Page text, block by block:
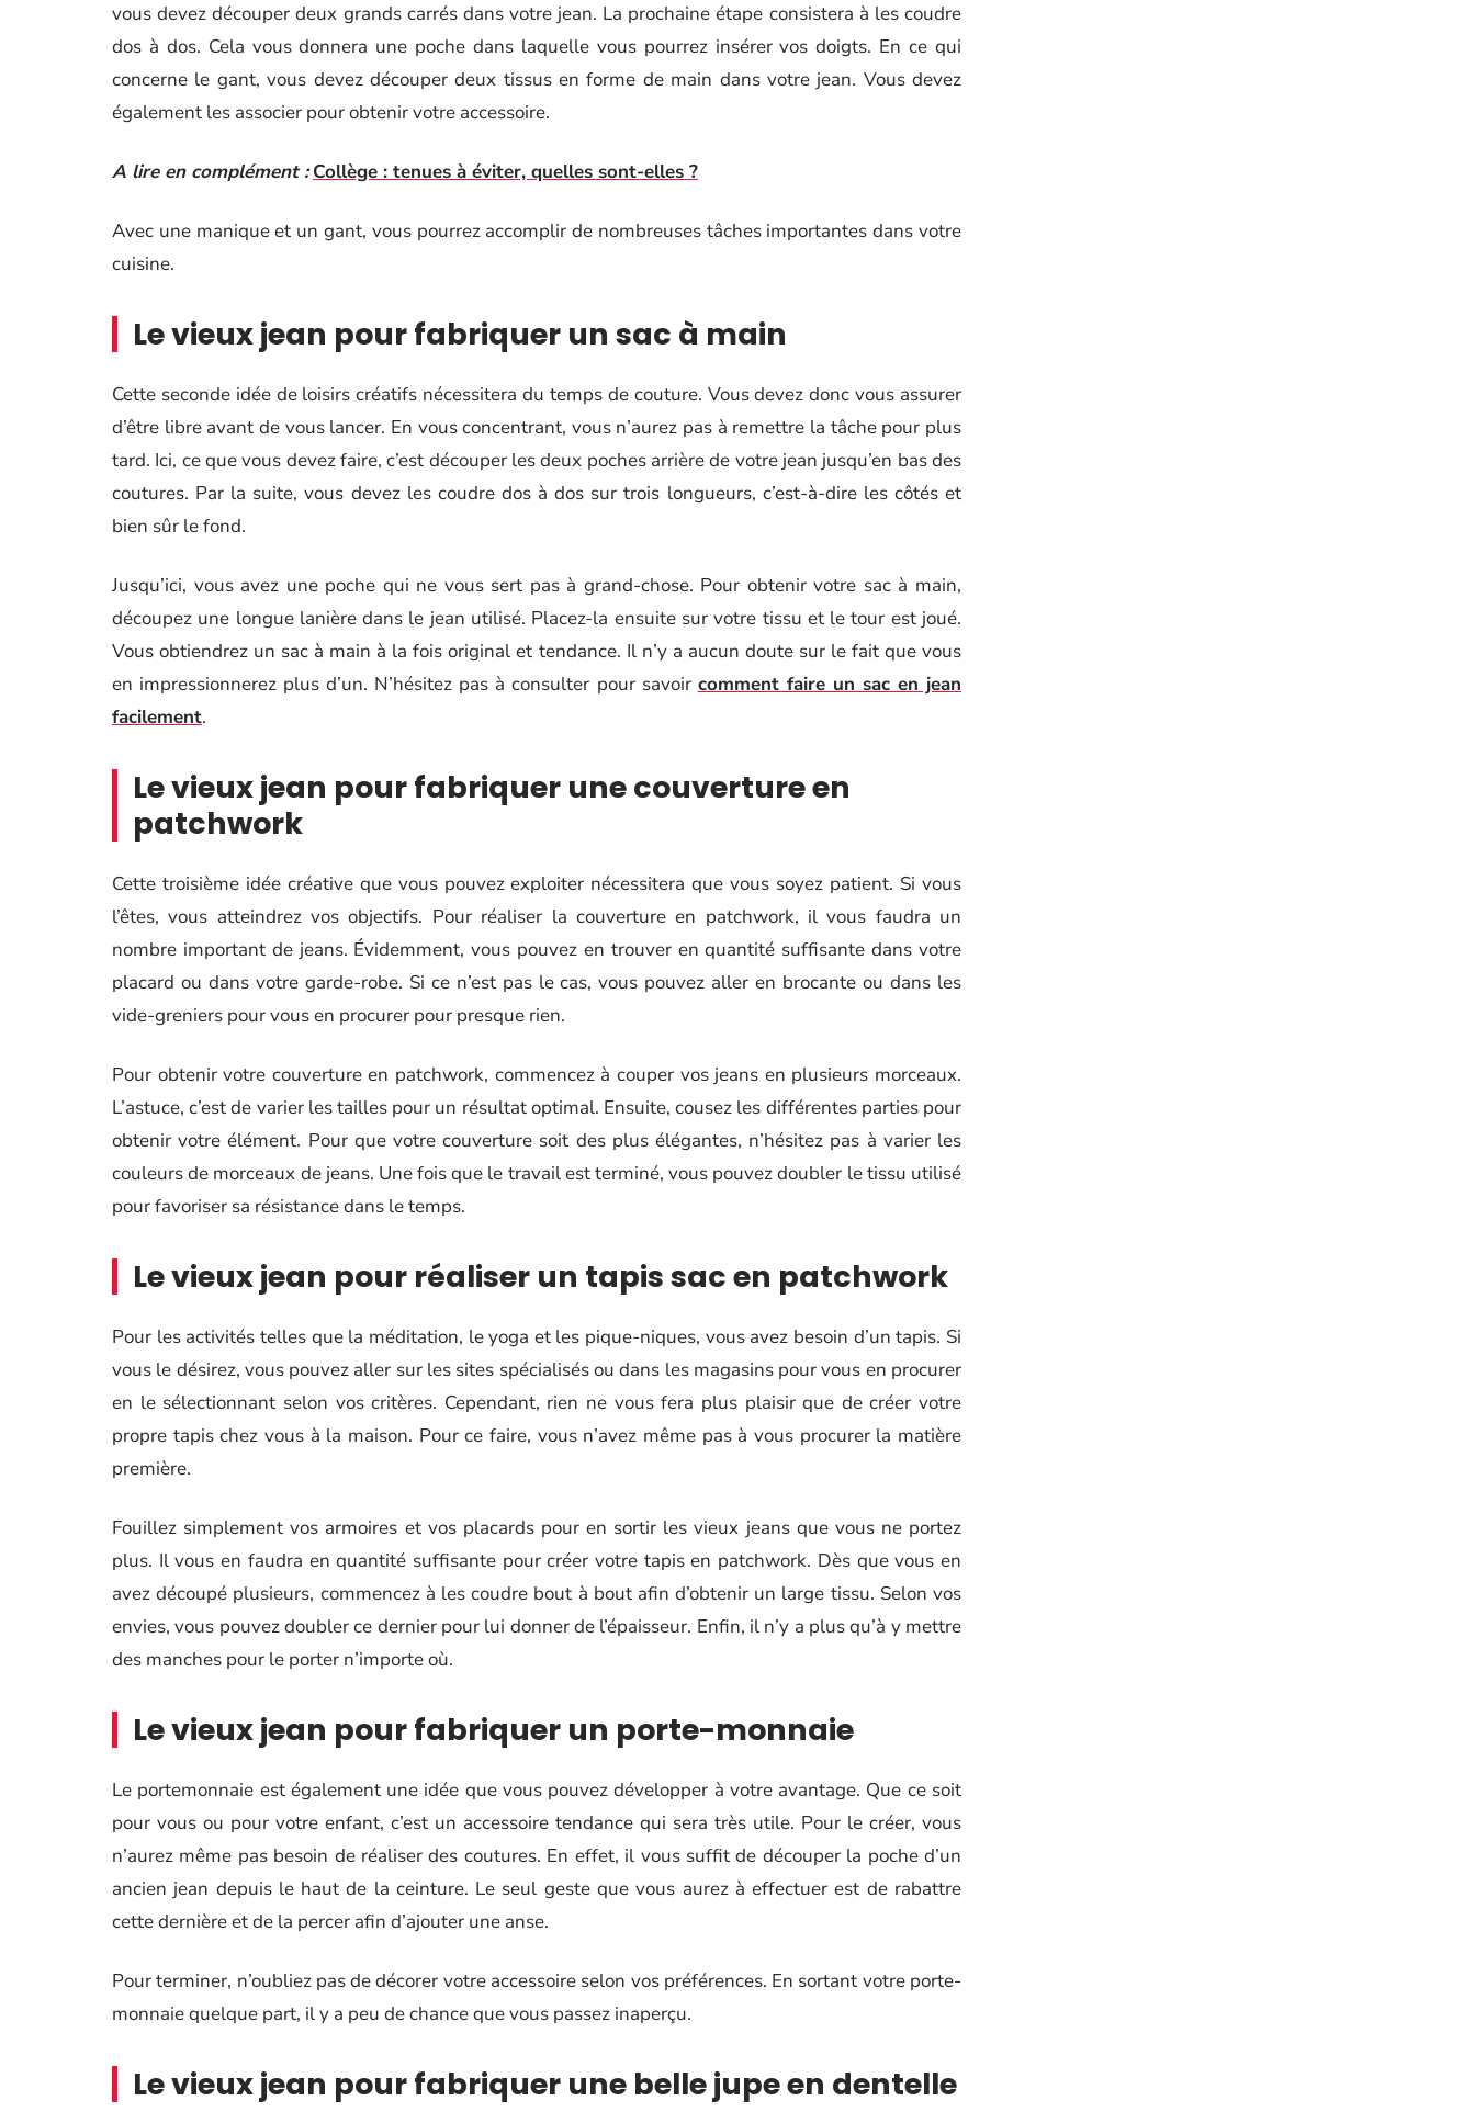
vous devez découper deux grands carrés dans votre jean. La prochaine étape consistera à les coudre
dos à dos. Cela vous donnera une poche dans laquelle vous pourrez insérer vos doigts. En ce qui
concerne le gant, vous devez découper deux tissus en forme de main dans votre jean. Vous devez
également les associer pour obtenir votre accessoire.
A lire en complément : Collège : tenues à éviter, quelles sont-elles ?
Avec une manique et un gant, vous pourrez accomplir de nombreuses tâches importantes dans votre
cuisine.
Le vieux jean pour fabriquer un sac à main
Cette seconde idée de loisirs créatifs nécessitera du temps de couture. Vous devez donc vous assurer
d’être libre avant de vous lancer. En vous concentrant, vous n’aurez pas à remettre la tâche pour plus
tard. Ici, ce que vous devez faire, c’est découper les deux poches arrière de votre jean jusqu’en bas des
coutures. Par la suite, vous devez les coudre dos à dos sur trois longueurs, c’est-à-dire les côtés et
bien sûr le fond.
Jusqu’ici, vous avez une poche qui ne vous sert pas à grand-chose. Pour obtenir votre sac à main,
découpez une longue lanière dans le jean utilisé. Placez-la ensuite sur votre tissu et le tour est joué.
Vous obtiendrez un sac à main à la fois original et tendance. Il n’y a aucun doute sur le fait que vous
en impressionnerez plus d’un. N’hésitez pas à consulter pour savoir comment faire un sac en jean
facilement.
Le vieux jean pour fabriquer une couverture en
patchwork
Cette troisième idée créative que vous pouvez exploiter nécessitera que vous soyez patient. Si vous
l’êtes, vous atteindrez vos objectifs. Pour réaliser la couverture en patchwork, il vous faudra un
nombre important de jeans. Évidemment, vous pouvez en trouver en quantité suffisante dans votre
placard ou dans votre garde-robe. Si ce n’est pas le cas, vous pouvez aller en brocante ou dans les
vide-greniers pour vous en procurer pour presque rien.
Pour obtenir votre couverture en patchwork, commencez à couper vos jeans en plusieurs morceaux.
L’astuce, c’est de varier les tailles pour un résultat optimal. Ensuite, cousez les différentes parties pour
obtenir votre élément. Pour que votre couverture soit des plus élégantes, n’hésitez pas à varier les
couleurs de morceaux de jeans. Une fois que le travail est terminé, vous pouvez doubler le tissu utilisé
pour favoriser sa résistance dans le temps.
Le vieux jean pour réaliser un tapis sac en patchwork
Pour les activités telles que la méditation, le yoga et les pique-niques, vous avez besoin d’un tapis. Si
vous le désirez, vous pouvez aller sur les sites spécialisés ou dans les magasins pour vous en procurer
en le sélectionnant selon vos critères. Cependant, rien ne vous fera plus plaisir que de créer votre
propre tapis chez vous à la maison. Pour ce faire, vous n’avez même pas à vous procurer la matière
première.
Fouillez simplement vos armoires et vos placards pour en sortir les vieux jeans que vous ne portez
plus. Il vous en faudra en quantité suffisante pour créer votre tapis en patchwork. Dès que vous en
avez découpé plusieurs, commencez à les coudre bout à bout afin d’obtenir un large tissu. Selon vos
envies, vous pouvez doubler ce dernier pour lui donner de l’épaisseur. Enfin, il n’y a plus qu’à y mettre
des manches pour le porter n’importe où.
Le vieux jean pour fabriquer un porte-monnaie
Le portemonnaie est également une idée que vous pouvez développer à votre avantage. Que ce soit
pour vous ou pour votre enfant, c’est un accessoire tendance qui sera très utile. Pour le créer, vous
n’aurez même pas besoin de réaliser des coutures. En effet, il vous suffit de découper la poche d’un
ancien jean depuis le haut de la ceinture. Le seul geste que vous aurez à effectuer est de rabattre
cette dernière et de la percer afin d’ajouter une anse.
Pour terminer, n’oubliez pas de décorer votre accessoire selon vos préférences. En sortant votre porte-
monnaie quelque part, il y a peu de chance que vous passez inaperçu.
Le vieux jean pour fabriquer une belle jupe en dentelle